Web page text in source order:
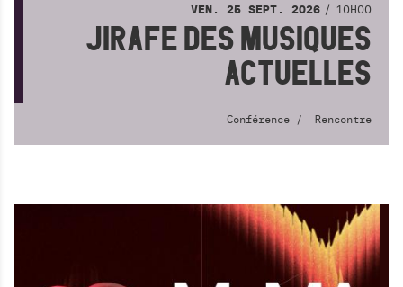
VEN. 25 SEPT. 2026 10H00
JIRAFE DES MUSIQUES
ACTUELLES
Conférence Rencontre